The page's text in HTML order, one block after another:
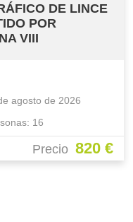
SOL Y LLUVIA
2026
Precio 850 €
de agosto de 2026
15